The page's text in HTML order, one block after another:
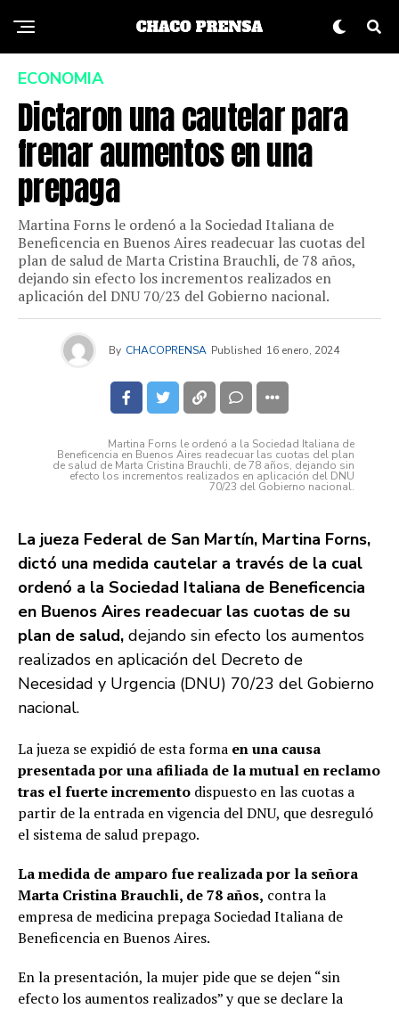
ECONOMIA
Dictaron una cautelar para
frenar aumentos en una
prepaga
Martina Forns le ordenó a la Sociedad Italiana de
Beneficencia en Buenos Aires readecuar las cuotas del
plan de salud de Marta Cristina Brauchli, de 78 años,
dejando sin efecto los incrementos realizados en
aplicación del DNU 70/23 del Gobierno nacional.
By CHACOPRENSA Published 16 enero, 2024
Martina Forns le ordenó a la Sociedad Italiana de
Beneficencia en Buenos Aires readecuar las cuotas del plan
de salud de Marta Cristina Brauchli, de 78 años, dejando sin
efecto los incrementos realizados en aplicación del DNU
70/23 del Gobierno nacional.
La jueza Federal de San Martín, Martina Forns,
dictó una medida cautelar a través de la cual
ordenó a la Sociedad Italiana de Beneficencia
en Buenos Aires readecuar las cuotas de su
plan de salud, dejando sin efecto los aumentos
realizados en aplicación del Decreto de
Necesidad y Urgencia (DNU) 70/23 del Gobierno
nacional.
La jueza se expidió de esta forma en una causa
presentada por una afiliada de la mutual en reclamo
tras el fuerte incremento dispuesto en las cuotas a
partir de la entrada en vigencia del DNU, que desreguló
el sistema de salud prepago.
La medida de amparo fue realizada por la señora
Marta Cristina Brauchli, de 78 años, contra la
empresa de medicina prepaga Sociedad Italiana de
Beneficencia en Buenos Aires.
En la presentación, la mujer pide que se dejen “sin
efecto los aumentos realizados” y que se declare la